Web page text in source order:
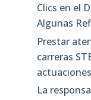
Clics en el
Algunas
Prestar
carreras
actuaciones
La